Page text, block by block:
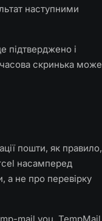
наступними
підтверджено і
скринька може
пошти, як правило,
насамперед
а не про перевірку